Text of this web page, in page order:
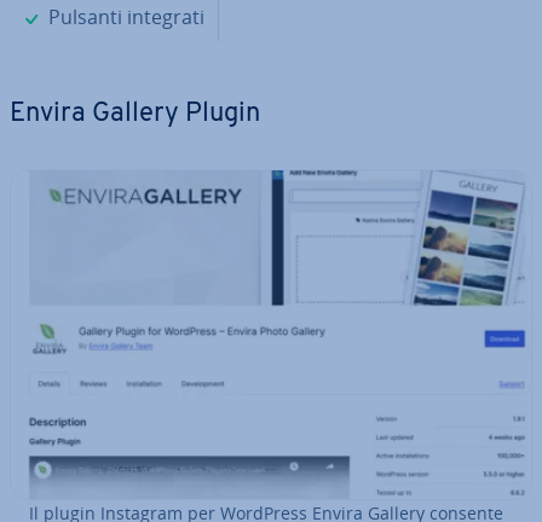
✓
Pulsanti integrati
Envira Gallery Plugin
Il plugin Instagram per WordPress Envira Gallery consente